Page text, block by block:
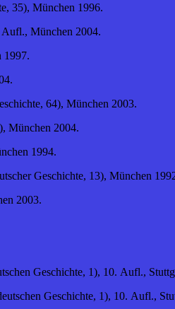
35), München 1996.
München 2004.
1997.
64), München 2003.
München 2004.
1994.
Geschichte, 13), München
2003.
Geschichte, 1), 10. Aufl.,
Geschichte, 1), 10. Aufl.,